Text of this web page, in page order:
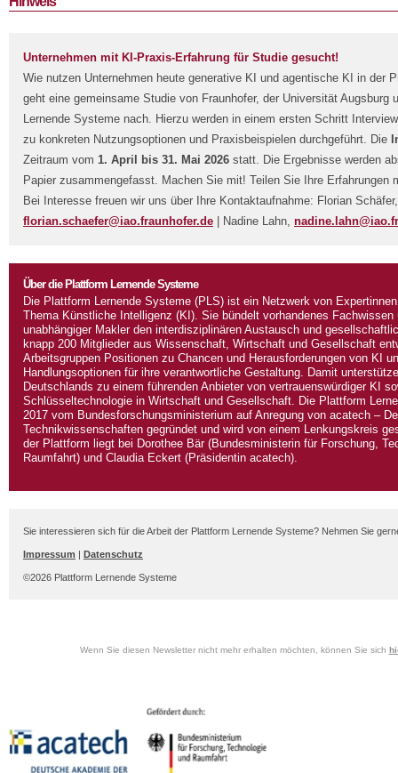
Unternehmen mit KI-Praxis-Erfahrung für Studie gesucht!
Wie nutzen Unternehmen heute generative KI und agentische KI in der
geht eine gemeinsame Studie von Fraunhofer, der Universität Augsburg
Lernende Systeme nach. Hierzu werden in einem ersten Schritt
zu konkreten Nutzungsoptionen und Praxisbeispielen durchgeführt. Die
Zeitraum vom 1. April bis 31. Mai 2026 statt. Die Ergebnisse werden
Papier zusammengefasst. Machen Sie mit! Teilen Sie Ihre Erfahrungen
Bei Interesse freuen wir uns über Ihre Kontaktaufnahme: Florian Schäfer,
florian.schaefer@iao.fraunhofer.de | Nadine Lahn,
Über die Plattform Lernende Systeme
Die Plattform Lernende Systeme (PLS) ist ein Netzwerk von
Thema Künstliche Intelligenz (KI). Sie bündelt vorhandenes Fachwissen
unabhängiger Makler den interdisziplinären Austausch und
knapp 200 Mitglieder aus Wissenschaft, Wirtschaft und Gesellschaft
Arbeitsgruppen Positionen zu Chancen und Herausforderungen von KI
Handlungsoptionen für ihre verantwortliche Gestaltung. Damit
Deutschlands zu einem führenden Anbieter von vertrauenswürdiger KI
Schlüsseltechnologie in Wirtschaft und Gesellschaft. Die Plattform
2017 vom Bundesforschungsministerium auf Anregung von acatech –
Technikwissenschaften gegründet und wird von einem Lenkungskreis
der Plattform liegt bei Dorothee Bär (Bundesministerin für Forschung,
Raumfahrt) und Claudia Eckert (Präsidentin acatech).
Sie interessieren sich für die Arbeit der Plattform Lernende Systeme? Nehmen Sie
Impressum | Datenschutz
©2026 Plattform Lernende Systeme
Wenn Sie diesen Newsletter nicht mehr erhalten möchten, können Sie sich